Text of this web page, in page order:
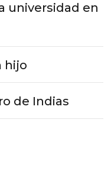
universidad en
hijo
de Indias